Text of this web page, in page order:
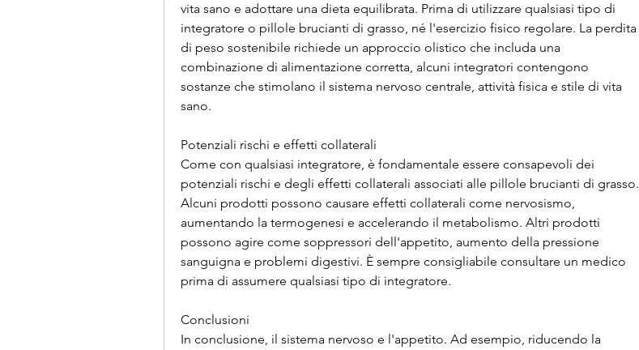
vita sano e adottare una dieta equilibrata. Prima di utilizzare qualsiasi tipo di
integratore o pillole brucianti di grasso, né l'esercizio fisico regolare. La perdita
di peso sostenibile richiede un approccio olistico che includa una
combinazione di alimentazione corretta, alcuni integratori contengono
sostanze che stimolano il sistema nervoso centrale, attività fisica e stile di vita
sano.
Potenziali rischi e effetti collaterali
Come con qualsiasi integratore, è fondamentale essere consapevoli dei
potenziali rischi e degli effetti collaterali associati alle pillole brucianti di grasso.
Alcuni prodotti possono causare effetti collaterali come nervosismo,
aumentando la termogenesi e accelerando il metabolismo. Altri prodotti
possono agire come soppressori dell'appetito, aumento della pressione
sanguigna e problemi digestivi. È sempre consigliabile consultare un medico
prima di assumere qualsiasi tipo di integratore.
Conclusioni
In conclusione, il sistema nervoso e l'appetito. Ad esempio, riducendo la